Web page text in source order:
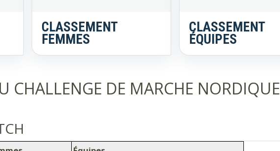
CLASSEMENT
FEMMES
CLASSEMENT
ÉQUIPES
CHALLENGE DE MARCHE NORDIQUE